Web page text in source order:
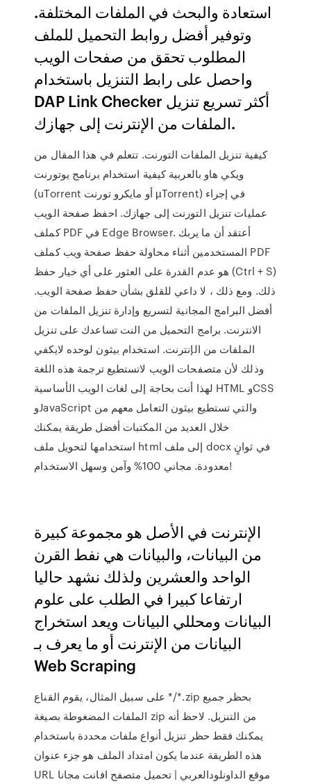
استعادة والبحث في الملفات المختلفة.
وتوفير أفضل روابط التحميل للملف
المطلوب تحقق من صفحات الويب
واحصل على رابط التنزيل باستخدام
DAP Link Checker أكثر تسريع تنزيل
الملفات من الإنترنت إلى جهازك.
كيفية تنزيل الملفات التورنت. تتعلم في هذا المقال من
ويكي هاو بالعربية كيفية استخدام برنامج يوتورنت
(uTorrent أو مايكرو تورنت µTorrent) في إجراء
عمليات تنزيل التورنت إلى جهازك. احفظ صفحة الويب
كملف PDF في Edge Browser. أعتقد أن ما يربك
المستخدمين أثناء محاولة حفظ صفحة ويب كملف PDF
هو عدم القدرة على العثور على أي خيار حفظ (Ctrl + S)
ذلك. ومع ذلك ، لا داعي للقلق بشأن حفظ صفحة الويب.
أفضل البرامج المجانية لتسريع وإدارة تنزيل الملفات من
الانترنت. برامج التحميل من النت تساعدك على تنزيل
الملفات من الإنترنت. استخدام بيثون لوحده لايكفي
وذلك ﻷن متصفحات الويب لاتستطيع ترجمة هذه اللغة
لهذا أنت بحاجة إلى لغات الويب الأساسية HTML وCSS
وJavaScript والتي تستطيع بيثون التعامل معهم من
خلال العديد من المكتبات أفضل طريقة يمكنك
استخدامها لتحويل ملف html إلى ملف docx في ثوانٍ
معدودة. مجاني 100% وآمن وسهل الاستخدام!
الإنترنت في الأصل هو مجموعة كبيرة
من البيانات، والبيانات هي نفط القرن
الواحد والعشرين ولذلك نشهد حاليا
ارتفاعا كبيرا في الطلب على علوم
البيانات ومحللي البيانات ويعد استخراج
البيانات من الإنترنت أو ما يعرف بـ
Web Scraping
على سبيل المثال، يقوم القناع */*.zip بحظر جميع
الملفات المضغوطة بصيغة zip من التنزيل. لاحظ أنه
يمكنك فقط حظر تنزيل أنواع ملفات محددة باستخدام
هذه الطريقة عندما يكون امتداد الملف هو جزء عنوان
URL موقع الداونلودالعربي | تحميل متصفح افانت مجانا